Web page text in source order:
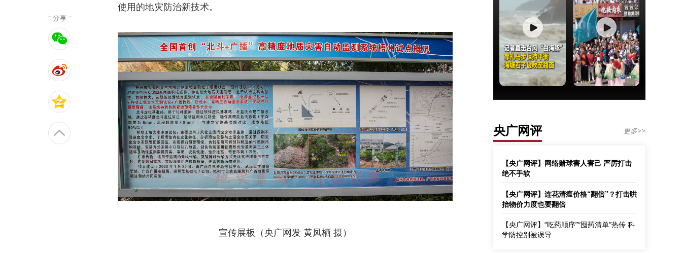
使用的地灾防治新技术。
宣传展板（央广网发 黄凤栖 摄）
央广网评 更多>>
【央广网评】网络赌球害人害己 严厉打击
绝不手软
【央广网评】连花清瘟价格“翻倍”？打击哄
抬物价力度也要翻倍
【央广网评】“吃药顺序”“囤药清单”热传 科
学防控别被误导